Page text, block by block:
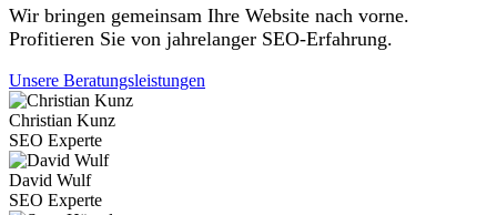
Wir bringen gemeinsam Ihre Website nach vorne.
Profitieren Sie von jahrelanger SEO-Erfahrung.
Unsere Beratungsleistungen
Christian Kunz
SEO Experte
David Wulf
SEO Experte